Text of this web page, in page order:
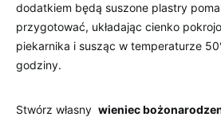
dodatkiem będą suszone plastry
⁣przygotować, układając‍ cienko​
piekarnika ‌i‌ susząc w​ temperaturze
godziny.
Stwórz własny ‌ wieniec